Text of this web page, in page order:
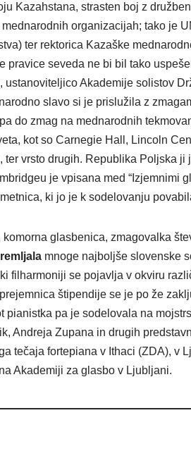
Kazahstana, strasten boj z
organizacijah; tako je
ter rektorica Kazaške
pravice seveda ne bi bil tako
ustanoviteljico Akademije solistov
slavo si je prislužila z
do zmag na mednarodnih
kot so Carnegie Hall, Lincoln
ter vrsto drugih. Republika Poljska
je vpisana med “Izjemnimi
ki jo je k sodelovanju
komorna glasbenica, zmagovalka
mnoge najboljše slovenske
filharmoniji se pojavlja v okviru
štipendije se je po že
pianistka pa je sodelovala na
Andreja Zupana in drugih
tečaja fortepiana v Ithaci (ZDA), v
Akademiji za glasbo v Ljubljani.